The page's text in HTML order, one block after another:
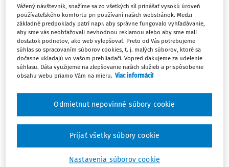
Ups, zatiaľ ste si prečítali len
začiatok...
Celý odborný obsah z tejto oblasti je
dostupný predplatiteľom portálu.
Odomknite si prístup k odbornému
obsahu a získajte prístup na 10 dní
zdarma, stačí sa len zaregistrovať.
Vďaka registrácii získate prístup aj k
vybranému obsahu:
Vážený návštevník, snažíme sa zo všetkých síl prinášať vysokú úroveň
používateľského komfortu pri používaní našich webstránok. Medzi
základné predpoklady patrí napr. aby správne fungovalo vyhľadávanie,
aby sme vás neobťažovali nevhodnou reklamou alebo aby sme mali
dostatok podnetov, ako web vylepšovať. Preto od Vás potrebujeme
súhlas so spracovaním súborov cookies, t. j. malých súborov, ktoré sa
dočasne ukladajú vo vašom prehliadači. Vopred ďakujeme za udelenie
súhlasu. Dáta využijeme na zlepšovanie našich služieb a prispôsobenie
obsahu webu priamo Vám na mieru. Viac informácií
Nastavenia súborov cookie
Odmietnut nepovinné súbory cookie
Prijať všetky súbory cookie